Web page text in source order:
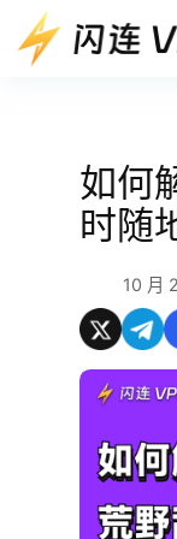
至
如何
时随
10 月